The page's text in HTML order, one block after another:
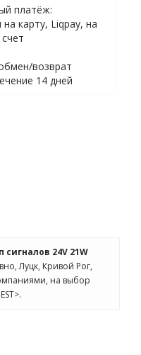
платёж:
карту, Liqpay, на
возврат
14 дней
24V 21W
Луцк, Кривой Рог,
на выбор